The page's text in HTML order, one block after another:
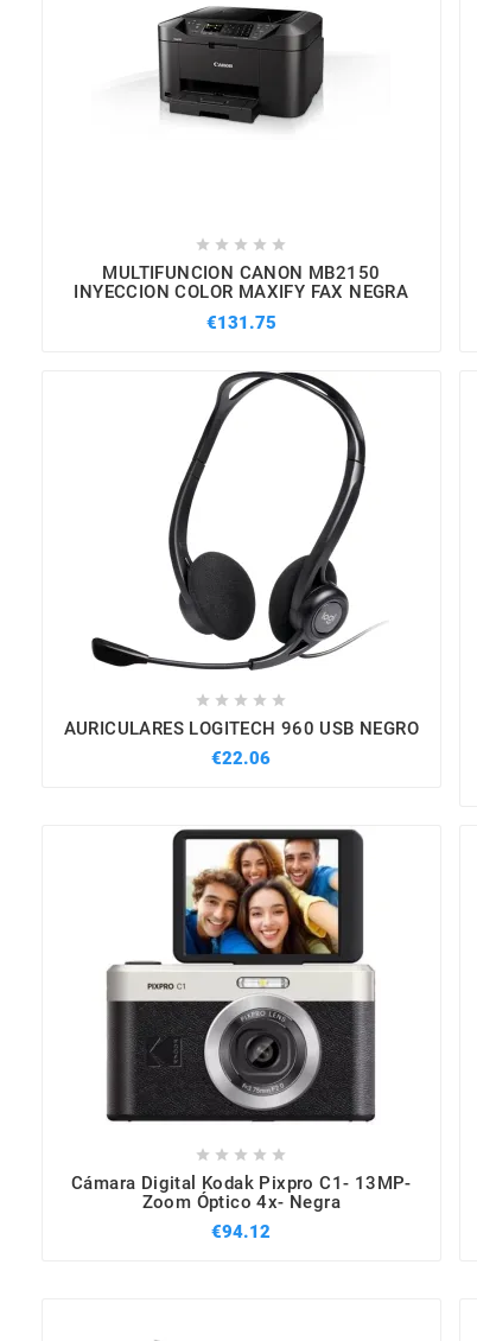
    
MULTIFUNCION CANON MB2150
INYECCION COLOR MAXIFY FAX NEGRA
€131.75
    
AURICULARES LOGITECH 960 USB NEGRO
€22.06
    
Cámara Digital Kodak Pixpro C1- 13MP-
Zoom Óptico 4x- Negra
€94.12